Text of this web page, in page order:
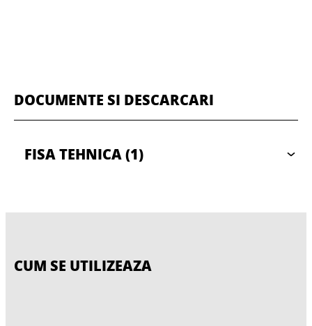
DOCUMENTE SI DESCARCARI
FISA TEHNICA(1)
CUM SE UTILIZEAZA